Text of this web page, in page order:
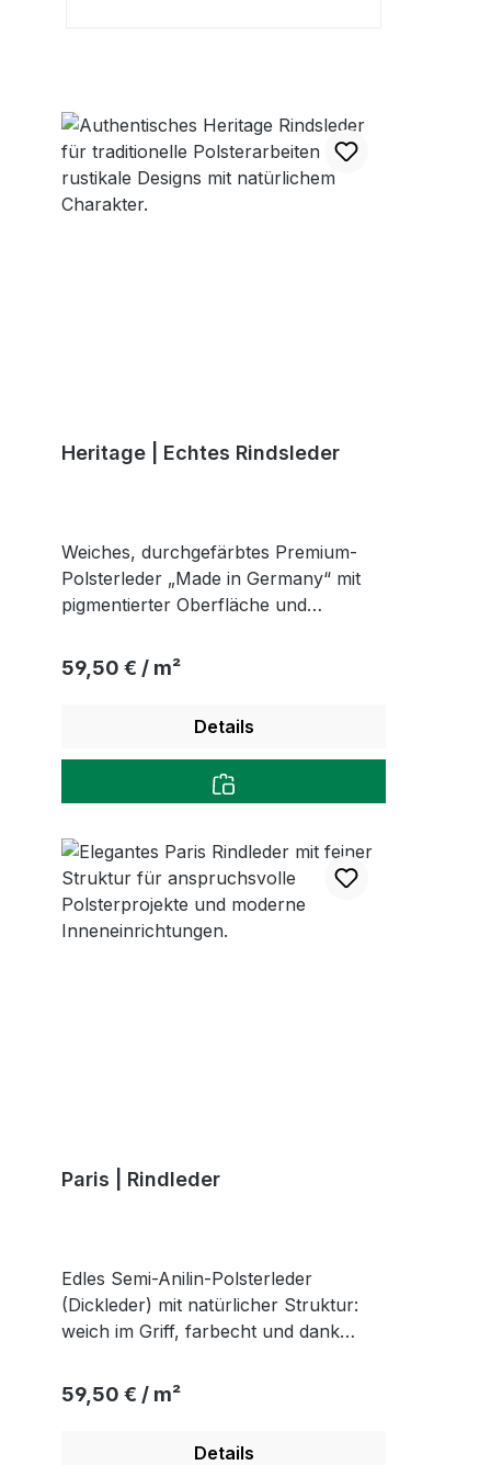
Heritage | Echtes Rindsleder
Weiches, durchgefärbtes Premium-
Polsterleder „Made in Germany“ mit
pigmentierter Oberfläche und
robust, klassisch.
Regulärer Preis:
59,50 € / m²
Details
Paris | Rindleder
Edles Semi-Anilin-Polsterleder
(Dickleder) mit natürlicher Struktur:
weich im Griff, farbecht und dank
Regulärer Preis:
59,50 € / m²
Details